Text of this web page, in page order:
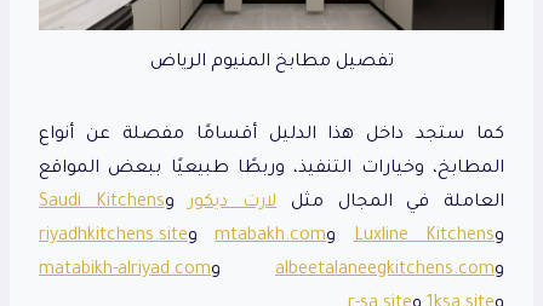
تفصيل مطابخ المنيوم الرياض
كما ستجد داخل هذا الدليل أقسامًا مفصلة عن أنواع
المطابخ، وخيارات التنفيذ، وربطًا طبيعيًا ببعض المواقع
العاملة في المجال مثللارت ديكوروSaudi Kitchens
وLuxline Kitchensوmtabakh.comوriyadhkitchens.site
وalbeetalaneegkitchens.com وmatabikh-alriyad.com